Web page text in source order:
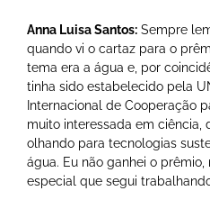
Anna Luisa Santos: Sempre
quando vi o cartaz para o
tema era a água e, por
tinha sido estabelecido pela
Internacional de Cooperação
muito interessada em ciência,
olhando para tecnologias
água. Eu não ganhei o
especial que segui